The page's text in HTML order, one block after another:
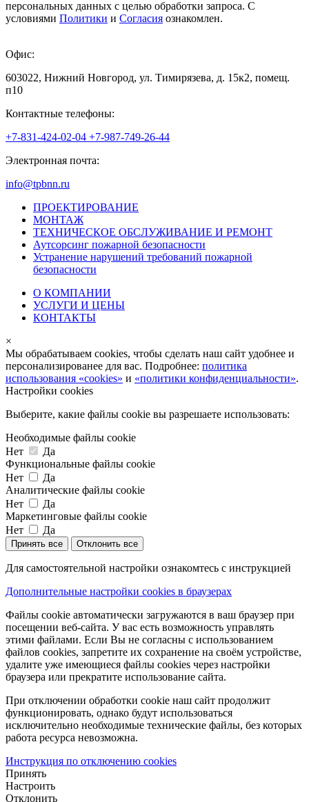
персональных данных с целью обработки запроса. С
условиями Политики и Согласия ознакомлен.
Офис:
603022, Нижний Новгород, ул. Тимирязева, д. 15к2, помещ.
п10
Контактные телефоны:
+7-831-424-02-04 +7-987-749-26-44
Электронная почта:
info@tpbnn.ru
ПРОЕКТИРОВАНИЕ
МОНТАЖ
ТЕХНИЧЕСКОЕ ОБСЛУЖИВАНИЕ И РЕМОНТ
Аутсорсинг пожарной безопасности
Устранение нарушений требований пожарной
безопасности
О КОМПАНИИ
УСЛУГИ И ЦЕНЫ
КОНТАКТЫ
×
Мы обрабатываем cookies, чтобы сделать наш сайт удобнее и
персонализированее для вас. Подробнее: политика
использования «cookies» и «политики конфиденциальности».
Настройки cookies
Выберите, какие файлы cookie вы разрешаете использовать:
Необходимые файлы cookie
Нет
Да
Функциональные файлы cookie
Нет
Да
Аналитические файлы cookie
Нет
Да
Маркетинговые файлы cookie
Нет
Да
Принять все Отклонить все
Для самостоятельной настройки ознакомтесь с инструкцией
Дополнительные настройки cookies в браузерах
Файлы cookie автоматически загружаются в ваш браузер при
посещении веб-сайта. У вас есть возможность управлять
этими файлами. Если Вы не согласны с использованием
файлов cookies, запретите их сохранение на своём устройстве,
удалите уже имеющиеся файлы cookies через настройки
браузера или прекратите использование сайта.
При отключении обработки cookie наш сайт продолжит
функционировать, однако будут использоваться
исключительно необходимые технические файлы, без которых
работа ресурса невозможна.
Инструкция по отключению cookies
Принять
Настроить
Отклонить